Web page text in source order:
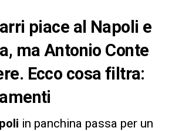
piace al Napoli e
ma Antonio Conte
Ecco cosa filtra:
in panchina passa per un